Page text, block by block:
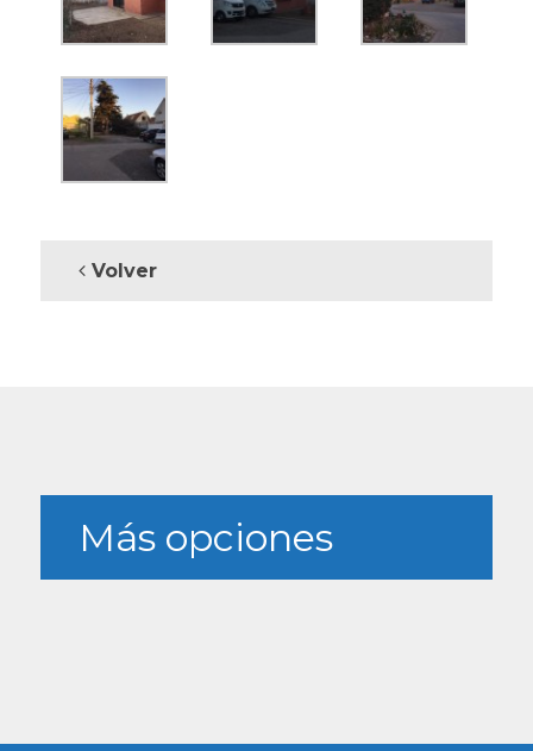
Volver
Más opciones